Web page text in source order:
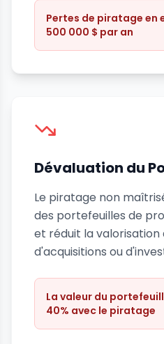
Pertes de piratage en
500 000 $ par an
Dévaluation du
Le piratage non
des portefeuilles de
et réduit la
d'acquisitions ou
La valeur du
40% avec le piratage